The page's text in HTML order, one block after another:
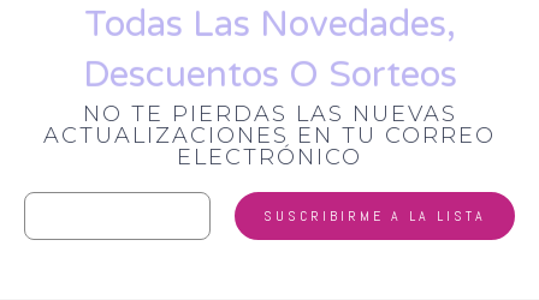
Todas Las Novedades,
Descuentos O Sorteos
NO TE PIERDAS LAS NUEVAS
ACTUALIZACIONES EN TU CORREO
ELECTRÓNICO